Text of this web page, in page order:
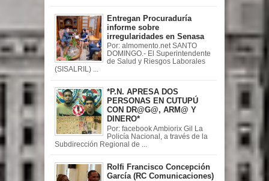
Entregan Procuraduría
informe sobre
irregularidades en Senasa
Por: almomento.net SANTO
DOMINGO.- El Superintendente
de Salud y Riesgos Laborales
(SISALRIL) ...
*P.N. APRESA DOS
PERSONAS EN CUTUPÚ
CON DR@G@, ARM@ Y
DINERO*
Por: facebook Ambiorix Gil La
Policía Nacional, a través de la
Subdirección Regional de ...
Rolfi Francisco Concepción
García (RC Comunicaciones)